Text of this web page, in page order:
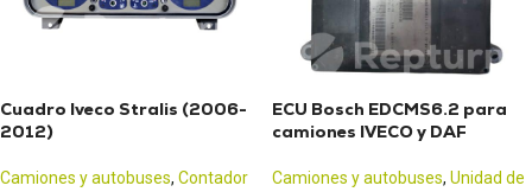
Cuadro Iveco Stralis (2006-
2012)
Camiones y autobuses, Contador
ECU Bosch EDCMS6.2 para
camiones IVECO y DAF
Camiones y autobuses, Unidad de